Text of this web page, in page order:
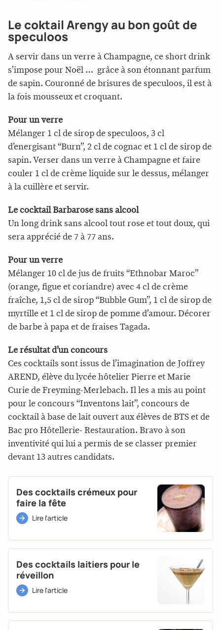
Le coktail Arengy au bon goût de
speculoos
A servir dans un verre à Champagne, ce short drink
s’impose pour Noël … grâce à son étonnant parfum
de sapin. Couronné de brisures de speculoos, il est à
la fois mousseux et croquant.
Pour un verre
Mélanger 1 cl de sirop de speculoos, 3 cl
d’energisant “Burn”, 2 cl de cognac et 1 cl de sirop de
sapin. Verser dans un verre à Champagne et faire
couler 1 cl de crème liquide sur le dessus, mélanger
à la cuillère et servir.
Le cocktail Barbarose sans alcool
Un long drink sans alcool tout rose et tout doux, qui
sera apprécié de 7 à 77 ans.
Pour un verre
Mélanger 10 cl de jus de fruits “Ethnobar Maroc”
(orange, figue et coriandre) avec 4 cl de crème
fraîche, 1,5 cl de sirop “Bubble Gum”, 1 cl de sirop de
myrtille et 1 cl de sirop de pomme d’amour. Décorer
de barbe à papa et de fraises Tagada.
Le résultat d’un concours
Ces cocktails sont issus de l’imagination de Joffrey
AREND, élève du lycée hôtelier Pierre et Marie
Curie de Freyming-Merlebach. Il les a mis au point
pour le concours “Inventons lait”, concours de
cocktail à base de lait ouvert aux élèves de BTS et de
Bac pro Hôtellerie- Restauration. Bravo à son
inventivité qui lui a permis de se classer premier
devant 13 autres candidats.
Des cocktails crémeux pour
faire la fête
Lire l'article
Des cocktails laitiers pour le
réveillon
Lire l'article